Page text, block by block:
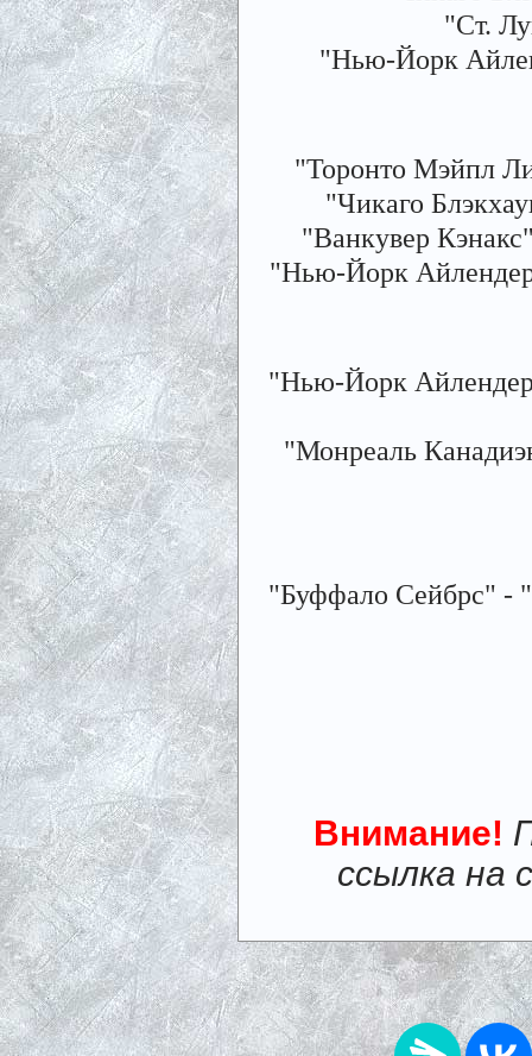
"Ст.
"Нью-Йорк
"Торонто Мэйпл
"Чикаго
"Ванкувер
"Нью-Йорк
"Нью-Йорк
"Монреаль
"Буффало Сейбрс" -
Внимание!
ссылка на